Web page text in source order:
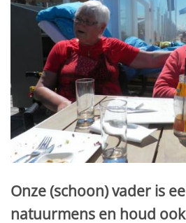
Onze (schoon) vader is
natuurmens en houd